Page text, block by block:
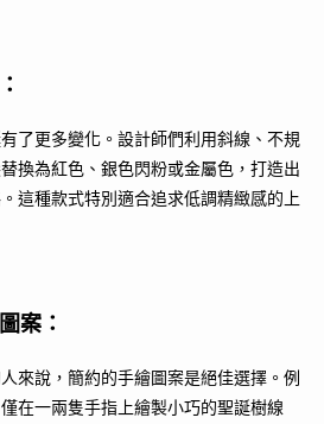
：
了更多變化。設計師們利用斜線、不規
換為紅色、銀色閃粉或金屬色，打造出
這種款式特別適合追求低調精緻感的上
案 ：
來說，簡約的手繪圖案是絕佳選擇。例
在一兩隻手指上繪製小巧的聖誕樹線